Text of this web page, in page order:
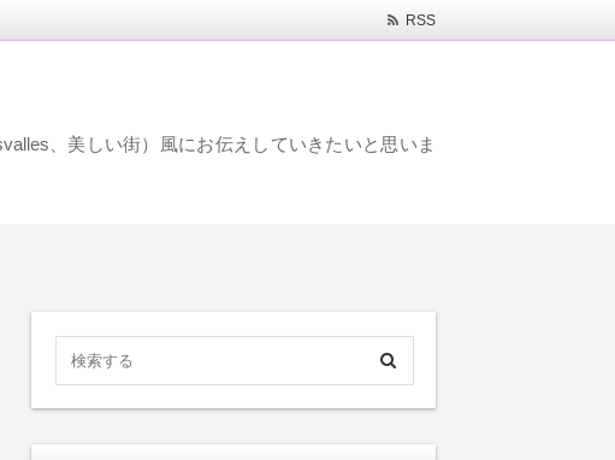
RSS
、美しい街）風にお伝えしていきたいと思いま